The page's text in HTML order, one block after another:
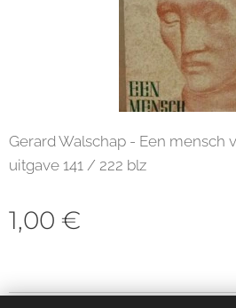
Gerard Walschap - Een mensch
uitgave 141 / 222 blz
1,00 €